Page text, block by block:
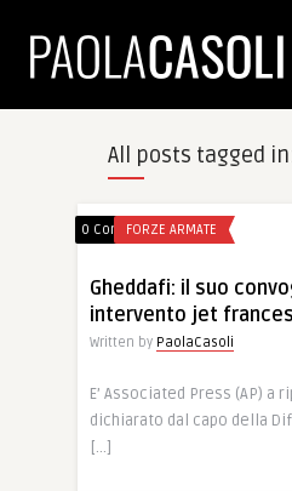
All posts tagged
0 CommentsFORZE ARMATE
Gheddafi: il suo
intervento jet
Written by PaolaCasoli
E’ Associated Press (AP) a
dichiarato dal capo della
[…]